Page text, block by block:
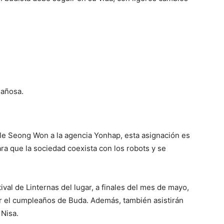
Seong Won a la agencia Yonhap, esta asignación es
que la sociedad coexista con los robots y se
de Linternas del lugar, a finales del mes de mayo,
cumpleaños de Buda. Además, también asistirán